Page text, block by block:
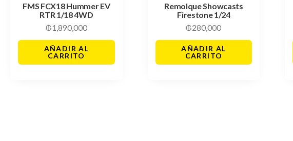
FMS FCX18 Hummer EV
RTR 1/18 4WD
₲1,890,000
AÑADIR AL
CARRITO
Remolque Showcasts
Firestone 1/24
₲280,000
AÑADIR AL
CARRITO